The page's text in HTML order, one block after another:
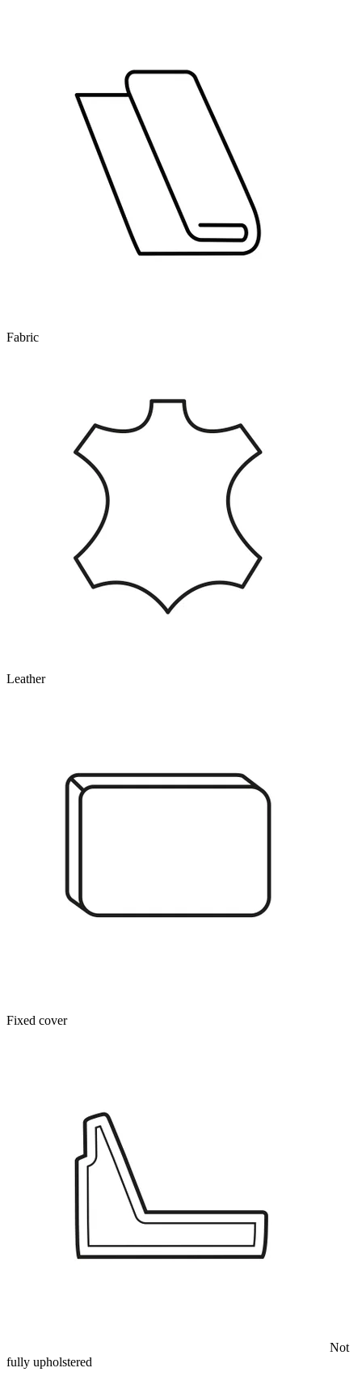
Fabric
Leather
Fixed cover
Not
fully upholstered